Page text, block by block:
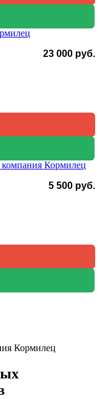
23 000 руб.
5 500 руб.